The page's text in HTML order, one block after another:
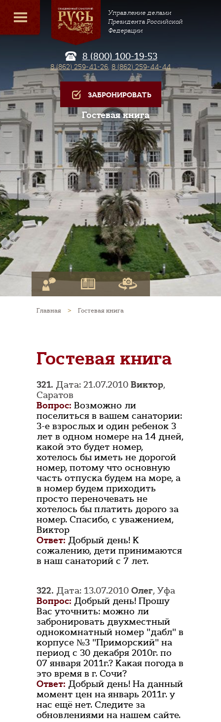
Управление делами
Президента Российской
Федерации
8 (800) 100-19-53
8 (862) 259-41-26, 8 (862) 259-44-44
ЗАБРОНИРОВАТЬ
Гостевая книга
Главная > Гостевая книга
Гостевая книга
321. Дата: 21.07.2010 Виктор,
Саратов
Вопрос: Возможно ли
поселиться в вашем санатории:
3-е взрослых и один ребенок 3
лет в одном номере на 14 дней,
какой это будет номер,
хотелось бы иметь не дорогой
номер, потому что основную
часть отпуска будем на море, а
в номер будем приходить
просто переночевать не
хотелось бы платить дорого за
номер. Спасибо, с уважением,
Виктор
Ответ: Добрый день! К
сожалению, дети принимаются
в наш санаторий с 7 лет.
322. Дата: 13.07.2010 Олег, Уфа
Вопрос: Добрый день! Прошу
Вас уточнить: можно ли
забронировать двухместный
однокомнатный номер "дабл" в
корпусе №3 "Приморский" на
период с 30 декабря 2010г. по
07 января 2011г.? Какая погода в
это время в г. Сочи?
Ответ: Добрый день! На данный
момент цен на январь 2011г. у
нас ещё нет. Следите за
обновлениями на нашем сайте.